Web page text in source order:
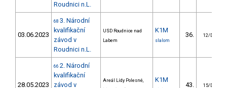
Roudnici n.L.
03.06.2023
68 3. Národní
kvalifikační
závod v
Roudnici n.L.
USD Roudnice nad
Labem
K1M
slalom
36. 12/DS
28.05.2023
66 2. Národní
kvalifikační
závod v
Areál Lídy Polesné,
K1M
43. 15/DS